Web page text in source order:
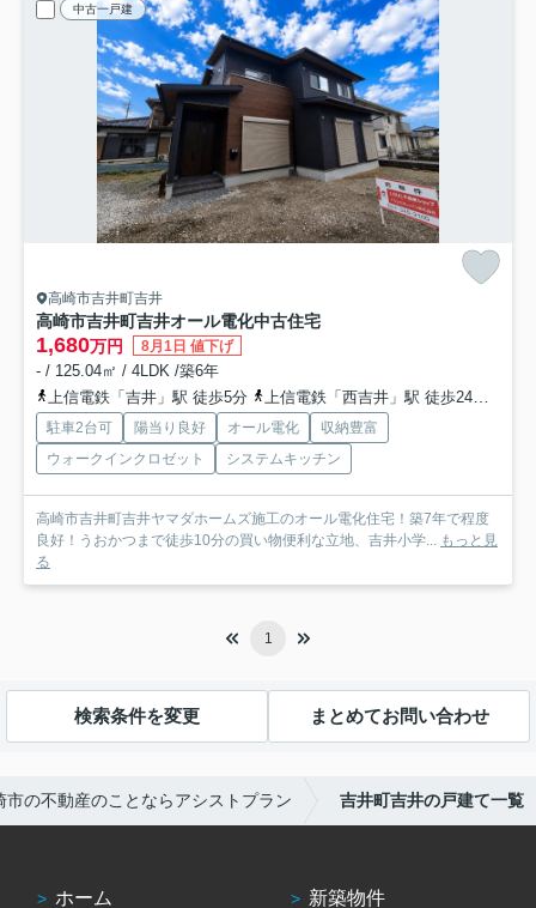
中古一戸建
高崎市吉井町吉井
高崎市吉井町吉井オール電化中古住宅
1,680万円 8月1日 値下げ
- / 125.04㎡ / 4LDK /築6年
上信電鉄「吉井」駅 徒歩5分
上信電鉄「西吉井」駅 徒歩24分
駐車2台可 陽当り良好 オール電化
収納豊富
ウォークインクロゼット
システムキッチン
高崎市吉井町吉井ヤマダホームズ施工のオール電化住宅！築7年で程度
良好！うおかつまで徒歩10分の買い物便利な立地、吉井小学...
もっと見
る
1
検索条件を変更 まとめてお問い合わせ
市の不動産のことならアシストプラン 吉井町吉井の戸建て一覧
ホーム
新築物件